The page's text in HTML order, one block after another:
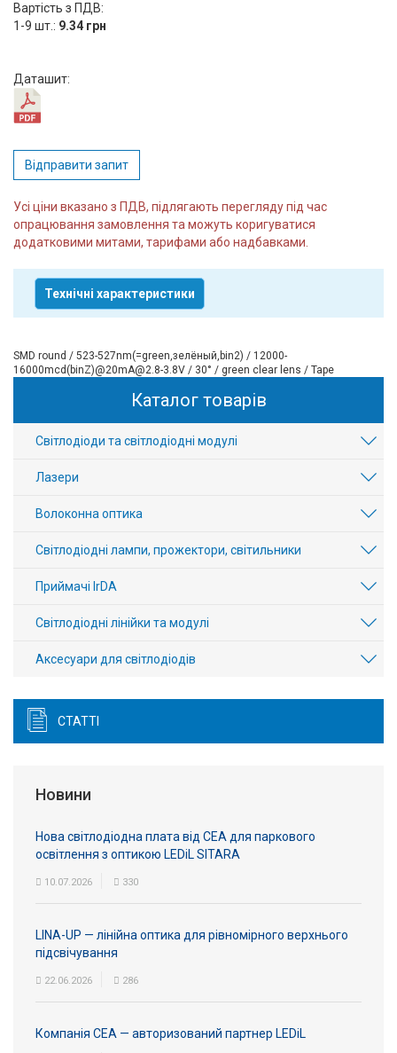
Вартість з ПДВ:
1-9 шт.: 9.34 грн
Даташит:
Відправити запит
Усі ціни вказано з ПДВ, підлягають перегляду під час
опрацювання замовлення та можуть коригуватися
додатковими митами, тарифами або надбавками.
Технічні характеристики
SMD round / 523-527nm(=green,зелёный,bin2) / 12000-
16000mcd(binZ)@20mA@2.8-3.8V / 30° / green clear lens / Tape
Каталог товарів
Світлодіоди та світлодіодні модулі
Лазери
Волоконна оптика
Світлодіодні лампи, прожектори, світильники
Приймачі IrDA
Світлодіодні лінійки та модулі
Аксесуари для світлодіодів
СТАТТІ
Новини
Нова світлодіодна плата від СЕА для паркового
освітлення з оптикою LEDiL SITARA
10.07.2026 330
LINA-UP — лінійна оптика для рівномірного верхнього
підсвічування
22.06.2026 286
Компанія СЕА — авторизований партнер LEDiL